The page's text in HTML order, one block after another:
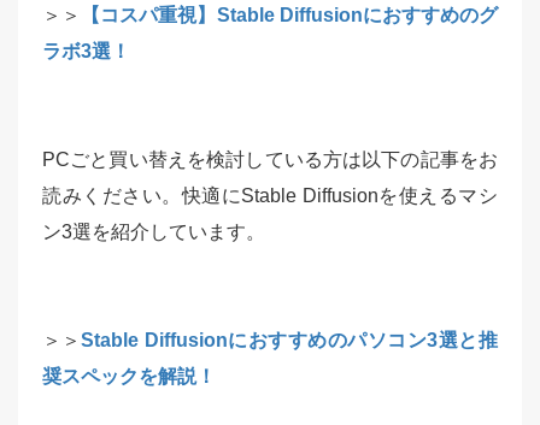
＞＞
【コスパ重視】Stable Diffusionにおすすめのグ
ラボ3選！
PCごと買い替えを検討している方は以下の記事をお
読みください。快適にStable Diffusionを使えるマシ
ン3選を紹介しています。
＞＞ Stable Diffusionにおすすめのパソコン3選と推
奨スペックを解説！